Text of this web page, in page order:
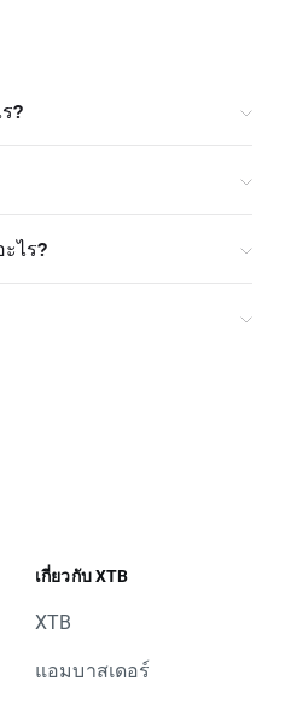
?
ไร?
เกี่ยวกับ XTB
XTB
แอมบาสเดอร์